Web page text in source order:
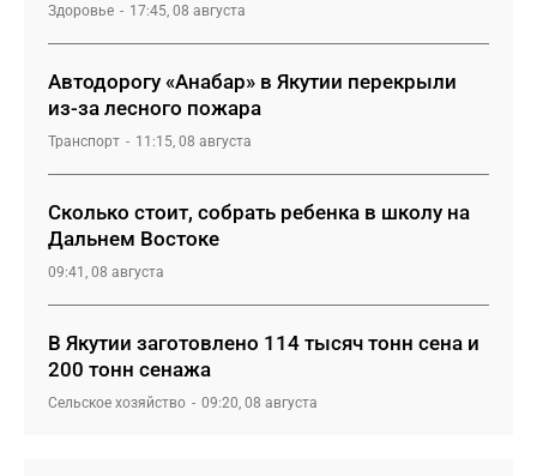
Здоровье 17:45, 08 августа
Автодорогу «Анабар» в Якутии перекрыли
из-за лесного пожара
Транспорт 11:15, 08 августа
Сколько стоит, собрать ребенка в школу на
Дальнем Востоке
09:41, 08 августа
В Якутии заготовлено 114 тысяч тонн сена и
200 тонн сенажа
Сельское хозяйство 09:20, 08 августа